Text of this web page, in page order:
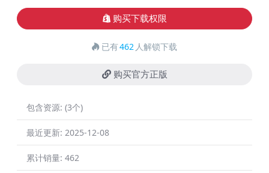
购买下载权限
已有462 人解锁下载
购买官方正版
包含资源: (3个)
最近更新: 2025-12-08
累计销量: 462